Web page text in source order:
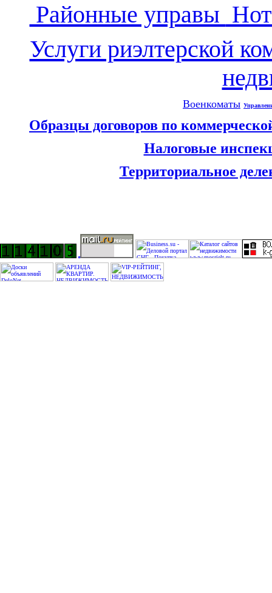
Районные управы
Услуги риэлтерской
Военкоматы
Образцы договоров по
Налоговые
Территориальное